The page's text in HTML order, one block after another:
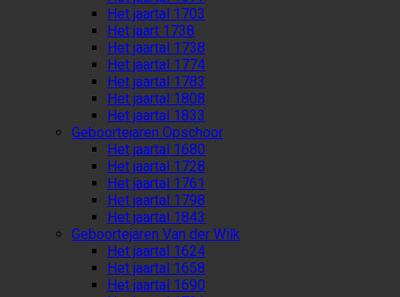
Het jaartal 1703
Het jaart 1738
Het jaartal 1738
Het jaartal 1774
Het jaartal 1783
Het jaartal 1808
Het jaartal 1833
Geboortejaren Opschoor
Het jaartal 1680
Het jaartal 1728
Het jaartal 1761
Het jaartal 1798
Het jaartal 1843
Geboortejaren Van der Wilk
Het jaartal 1624
Het jaartal 1658
Het jaartal 1690